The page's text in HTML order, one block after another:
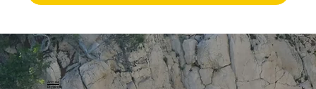
Accueil
Escalade